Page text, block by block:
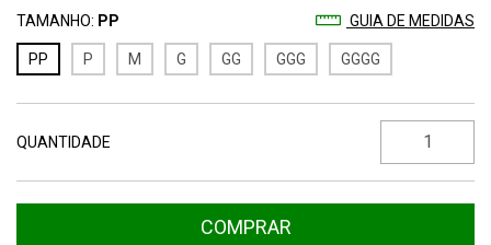
TAMANHO: PP GUIA DE MEDIDAS
PP P M G GG GGG GGGG
QUANTIDADE